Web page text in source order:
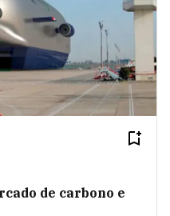
de carbono e